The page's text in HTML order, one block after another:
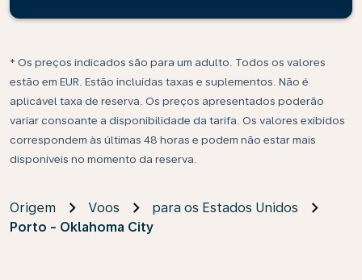
* Os preços indicados são para um adulto. Todos os valores
estão em EUR. Estão incluídas taxas e suplementos. Não é
aplicável taxa de reserva. Os preços apresentados poderão
variar consoante a disponibilidade da tarifa. Os valores exibidos
correspondem às últimas 48 horas e podem não estar mais
disponíveis no momento da reserva.
Origem Voos
para os Estados Unidos
Porto - Oklahoma City